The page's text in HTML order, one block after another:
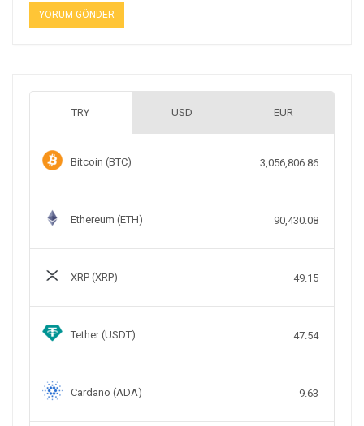
TRY USD EUR
Bitcoin (BTC) 3,056,806.86
Ethereum (ETH) 90,430.08
XRP (XRP) 49.15
Tether (USDT) 47.54
Cardano (ADA) 9.63